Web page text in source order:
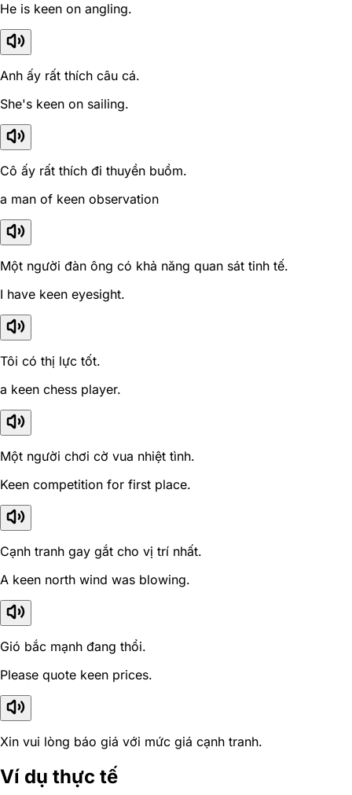
He is keen on angling.
Anh ấy rất thích câu cá.
She's keen on sailing.
Cô ấy rất thích đi thuyền buồm.
a man of keen observation
Một người đàn ông có khả năng quan sát tinh tế.
I have keen eyesight.
Tôi có thị lực tốt.
a keen chess player.
Một người chơi cờ vua nhiệt tình.
Keen competition for first place.
Cạnh tranh gay gắt cho vị trí nhất.
A keen north wind was blowing.
Gió bắc mạnh đang thổi.
Please quote keen prices.
Xin vui lòng báo giá với mức giá cạnh tranh.
Ví dụ thực tế